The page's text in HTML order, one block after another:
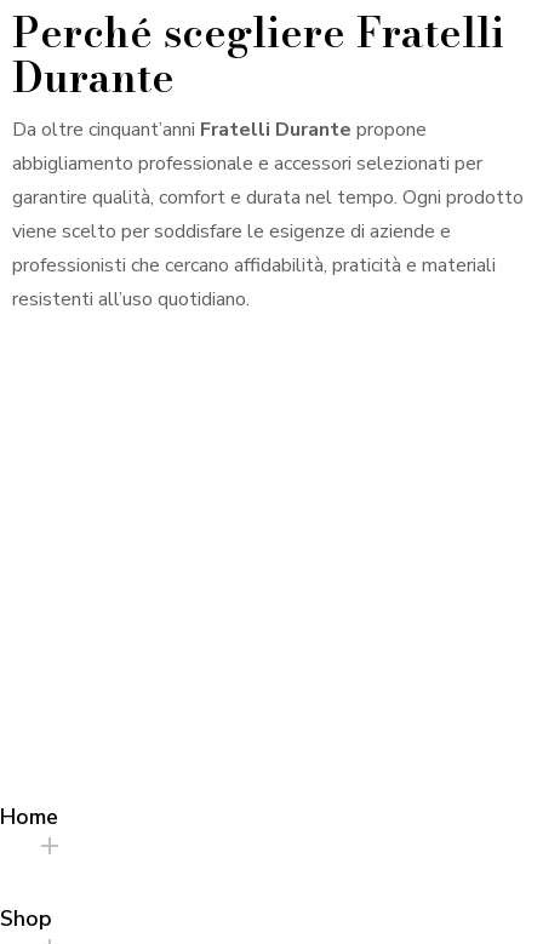
Perché scegliere Fratelli
Durante
Da oltre cinquant’anni Fratelli Durante propone
abbigliamento professionale e accessori selezionati per
garantire qualità, comfort e durata nel tempo. Ogni prodotto
viene scelto per soddisfare le esigenze di aziende e
professionisti che cercano affidabilità, praticità e materiali
resistenti all’uso quotidiano.
Home
Shop